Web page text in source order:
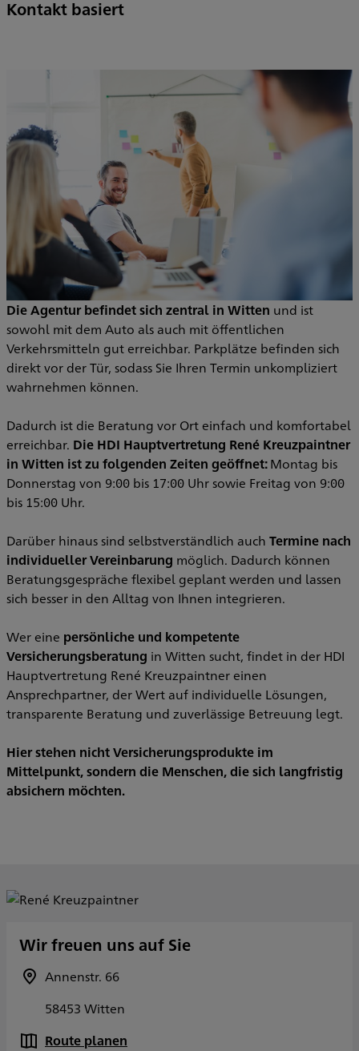
Kontakt basiert
Die Agentur befindet sich zentral in Witten und ist
sowohl mit dem Auto als auch mit öffentlichen
Verkehrsmitteln gut erreichbar. Parkplätze befinden sich
direkt vor der Tür, sodass Sie Ihren Termin unkompliziert
wahrnehmen können.
Dadurch ist die Beratung vor Ort einfach und komfortabel
erreichbar. Die HDI Hauptvertretung René Kreuzpaintner
in Witten ist zu folgenden Zeiten geöffnet:Montag bis
Donnerstag von 9:00 bis 17:00 Uhr sowie Freitag von 9:00
bis 15:00 Uhr.
Darüber hinaus sind selbstverständlich auch Termine nach
individueller Vereinbarung möglich. Dadurch können
Beratungsgespräche flexibel geplant werden und lassen
sich besser in den Alltag von Ihnen integrieren.
Wer eine persönliche und kompetente
Versicherungsberatung in Witten sucht, findet in der HDI
Hauptvertretung René Kreuzpaintner einen
Ansprechpartner, der Wert auf individuelle Lösungen,
transparente Beratung und zuverlässige Betreuung legt.
Hier stehen nicht Versicherungsprodukte im
Mittelpunkt, sondern die Menschen, die sich langfristig
absichern möchten.
Wir freuen uns auf Sie
Annenstr. 66
58453 Witten
Route planen